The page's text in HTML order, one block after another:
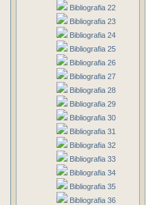
Bibliografia 22
Bibliografia 23
Bibliografia 24
Bibliografia 25
Bibliografia 26
Bibliografia 27
Bibliografia 28
Bibliografia 29
Bibliografia 30
Bibliografia 31
Bibliografia 32
Bibliografia 33
Bibliografia 34
Bibliografia 35
Bibliografia 36